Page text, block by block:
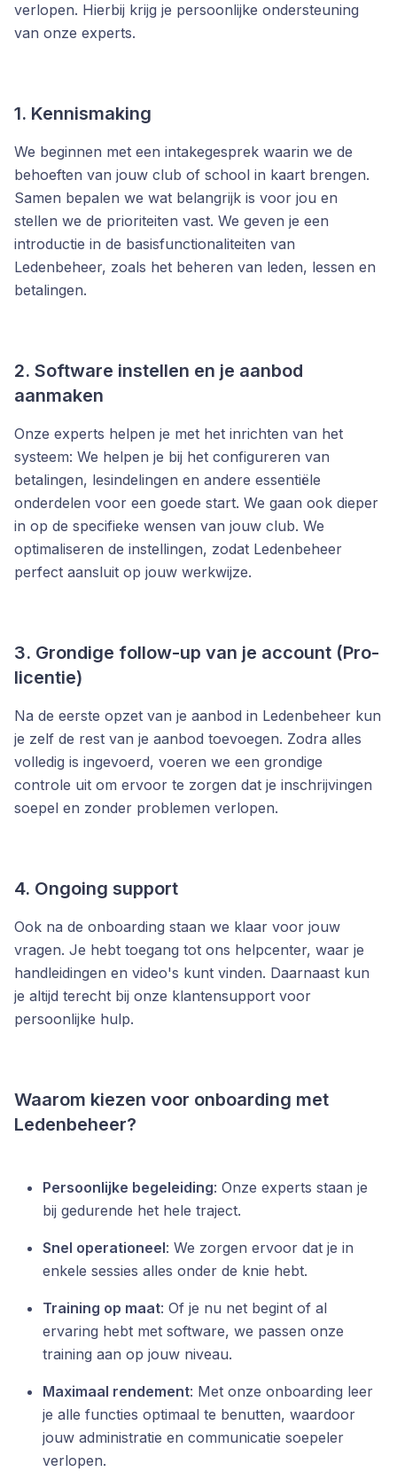
verlopen. Hierbij krijg je persoonlijke ondersteuning
van onze experts.
1. Kennismaking
We beginnen met een intakegesprek waarin we de
behoeften van jouw club of school in kaart brengen.
Samen bepalen we wat belangrijk is voor jou en
stellen we de prioriteiten vast. We geven je een
introductie in de basisfunctionaliteiten van
Ledenbeheer, zoals het beheren van leden, lessen en
betalingen.
2. Software instellen en je aanbod
aanmaken
Onze experts helpen je met het inrichten van het
systeem: We helpen je bij het configureren van
betalingen, lesindelingen en andere essentiële
onderdelen voor een goede start. We gaan ook dieper
in op de specifieke wensen van jouw club. We
optimaliseren de instellingen, zodat Ledenbeheer
perfect aansluit op jouw werkwijze.
3. Grondige follow-up van je account (Pro-
licentie)
Na de eerste opzet van je aanbod in Ledenbeheer kun
je zelf de rest van je aanbod toevoegen. Zodra alles
volledig is ingevoerd, voeren we een grondige
controle uit om ervoor te zorgen dat je inschrijvingen
soepel en zonder problemen verlopen.
4. Ongoing support
Ook na de onboarding staan we klaar voor jouw
vragen. Je hebt toegang tot ons helpcenter, waar je
handleidingen en video's kunt vinden. Daarnaast kun
je altijd terecht bij onze klantensupport voor
persoonlijke hulp.
Waarom kiezen voor onboarding met
Ledenbeheer?
Persoonlijke begeleiding: Onze experts staan je
bij gedurende het hele traject.
Snel operationeel: We zorgen ervoor dat je in
enkele sessies alles onder de knie hebt.
Training op maat: Of je nu net begint of al
ervaring hebt met software, we passen onze
training aan op jouw niveau.
Maximaal rendement: Met onze onboarding leer
je alle functies optimaal te benutten, waardoor
jouw administratie en communicatie soepeler
verlopen.